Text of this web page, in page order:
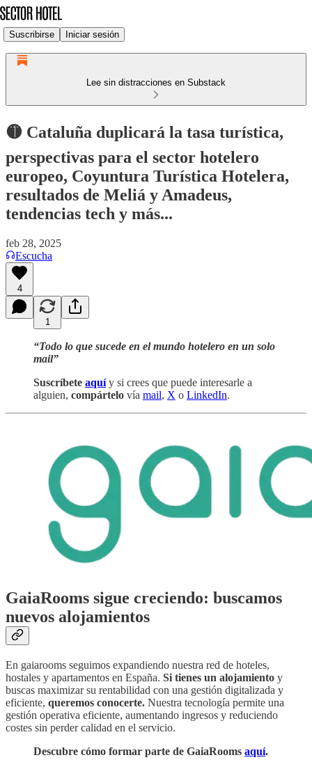
Suscribirse Iniciar sesión
Lee sin distracciones en Substack
🟡 Cataluña duplicará la tasa turística,
perspectivas para el sector hotelero
europeo, Coyuntura Turística Hotelera,
resultados de Meliá y Amadeus,
tendencias tech y más...
feb 28, 2025
Escucha
4
1
“Todo lo que sucede en el mundo hotelero en un solo
mail”
Suscríbete aquí y si crees que puede interesarle a
alguien, compártelo vía mail, X o LinkedIn.
GaiaRooms sigue creciendo: buscamos
nuevos alojamientos
En gaiarooms seguimos expandiendo nuestra red de hoteles,
hostales y apartamentos en España. Si tienes un alojamiento y
buscas maximizar su rentabilidad con una gestión digitalizada y
eficiente, queremos conocerte. Nuestra tecnología permite una
gestión operativa eficiente, aumentando ingresos y reduciendo
costes sin perder calidad en el servicio.
Descubre cómo formar parte de GaiaRooms aquí.